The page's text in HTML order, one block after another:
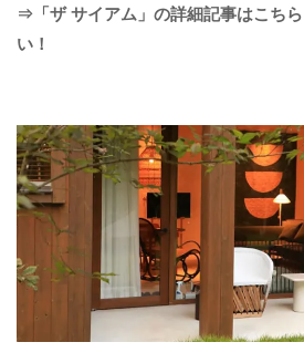
⇒「ザ サイアム」の詳細記事はこち
い！